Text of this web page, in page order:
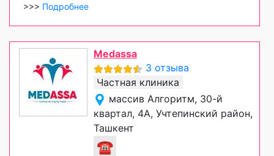
>>> Подробнее
Medassa
3 отзыва
Частная клиника
массив Алгоритм, 30-й
квартал, 4А, Учтепинский район,
Ташкент
☎